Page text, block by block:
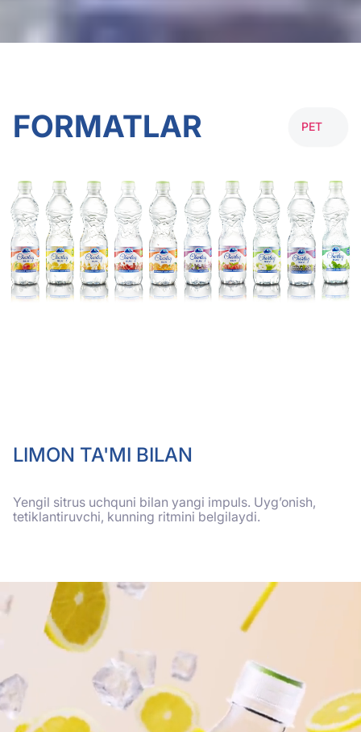
FORMATLAR PET
LIMON TA'MI BILAN
Yengil sitrus uchquni bilan yangi impuls. Uyg’onish,
tetiklantiruvchi, kunning ritmini belgilaydi.